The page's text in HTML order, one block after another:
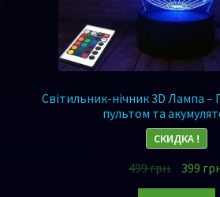
Світильник-нічник 3D Лампа –
пультом та
СКИДКА !
499грн. 399